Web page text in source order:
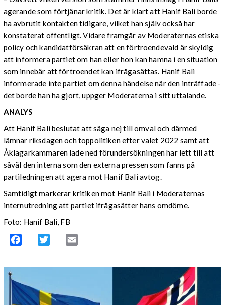
agerande som förtjänar kritik. Det är klart att Hanif Bali borde
ha avbrutit kontakten tidigare, vilket han själv också har
konstaterat offentligt. Vidare framgår av Moderaternas etiska
policy och kandidatförsäkran att en förtroendevald är skyldig
att informera partiet om han eller hon kan hamna i en situation
som innebär att förtroendet kan ifrågasättas. Hanif Bali
informerade inte partiet om denna händelse när den inträffade -
det borde han ha gjort, uppger Moderaterna i sitt uttalande.
ANALYS
Att Hanif Bali beslutat att säga nej till omval och därmed
lämnar riksdagen och toppolitiken efter valet 2022 samt att
Åklagarkammaren lade ned förundersökningen har lett till att
såväl den interna som den externa pressen som fanns på
partiledningen att agera mot Hanif Bali avtog.
Samtidigt markerar kritiken mot Hanif Bali i Moderaternas
internutredning att partiet ifrågasätter hans omdöme.
Foto: Hanif Bali, FB
Facebook Twitter